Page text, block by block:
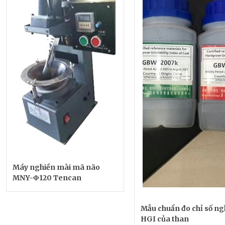
Máy nghiền mài mã não
MNY-Φ120 Tencan
Mẫu chuẩn đo chỉ số
HGI của than